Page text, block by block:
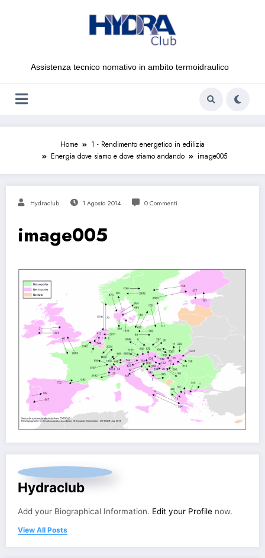
Assistenza tecnico nomativo in ambito termoidraulico
Home
1 - Rendimento energetico in edilizia
Energia dove siamo e dove stiamo andando
image005
Hydraclub 1 Agosto 2014 0 Commenti
image005
Hydraclub
Add your Biographical Information. Edit your Profile now.
View All Posts